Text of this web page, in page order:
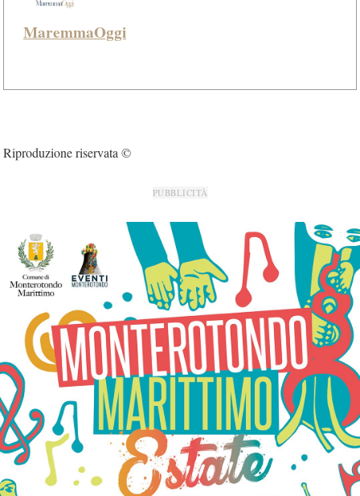
MaremmaOggi
Riproduzione riservata ©
PUBBLICITÀ